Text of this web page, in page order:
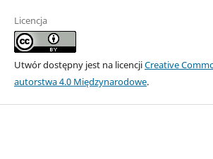
Licencja
Utwór dostępny jest na licencjiCreative
autorstwa 4.0 Międzynarodowe.